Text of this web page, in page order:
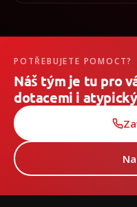
POTŘEBUJETE POMOCT?
Náš tým je tu pro
dotacemi i